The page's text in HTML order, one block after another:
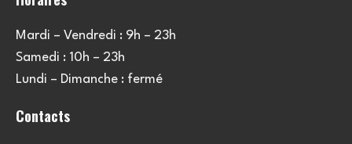
Mardi – Vendredi : 9h – 23h
Samedi : 10h – 23h
Lundi – Dimanche : fermé
Contacts